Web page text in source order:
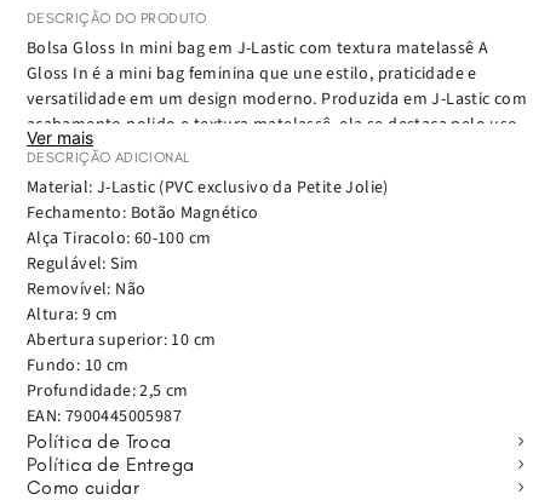
DESCRIÇÃO DO PRODUTO
Bolsa Gloss In mini bag em J-Lastic com textura matelassê A
Gloss In é a mini bag feminina que une estilo, praticidade e
versatilidade em um design moderno. Produzida em J-Lastic com
acabamento polido e textura matelassê, ela se destaca pelo uso
multifuncional: concebida como pochete, conta com alça de
gorgurão regulável, mas permite diferentes formas de uso,
adaptando-se ao seu estilo e necessidade do dia a dia. Compacta
e fashion, a Gloss In é a escolha perfeita para quem busca uma
bolsa versátil, prática e cheia de personalidade.
Ver mais
DESCRIÇÃO ADICIONAL
Material: J-Lastic (PVC exclusivo da Petite Jolie)
Fechamento: Botão Magnético
Alça Tiracolo: 60-100 cm
Regulável: Sim
Removível: Não
Altura: 9 cm
Abertura superior: 10 cm
Fundo: 10 cm
Profundidade: 2,5 cm
EAN: 7900445005987
Política de Troca
Política de Entrega
Como cuidar